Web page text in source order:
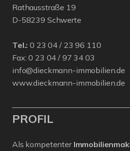
Rathausstraße 19
D-58239 Schwerte
Tel.: 0 23 04 / 23 96 110
Fax: 0 23 04 / 97 34 03
info@dieckmann-immobilien.de
www.dieckmann-immobilien.de
PROFIL
Als kompetenter